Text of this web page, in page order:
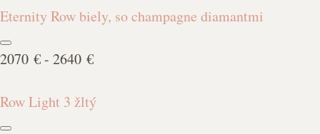
Eternity Row biely, so champagne diamantmi
2070 € - 2640 €
Row Light 3 žltý